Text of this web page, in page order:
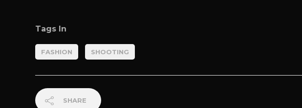
Tags In
FASHION SHOOTING
SHARE